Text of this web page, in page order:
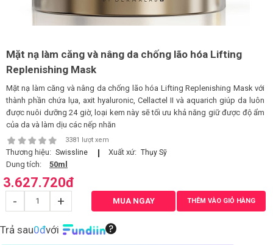
Mặt nạ làm căng và nâng da chống lão hóa Lifting
Replenishing Mask
Mặt nạ làm căng và nâng da chống lão hóa Lifting Replenishing Mask với
thành phần chứa lụa, axit hyaluronic, Cellactel II và aquarich giúp da luôn
được nuôi dưỡng 24 giờ, loại kem này sẽ tối ưu khả năng giữ được độ ẩm
của da và làm dịu các nếp nhăn
3381 lượt xem
Thương hiệu: Swissline Xuất xứ: Thụy Sỹ
Dung tích: 50ml
3.627.720đ
- + MUA NGAY THÊM VÀO GIỎ HÀNG
Trả sau0đvới